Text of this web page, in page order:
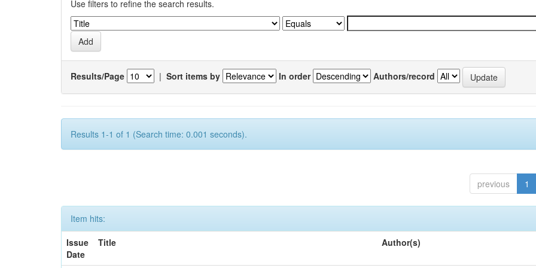
Use filters to refine the search results.
Results/Page | Sort items by In order Authors/record
Results 1-1 of 1 (Search time: 0.001 seconds).
previous 1
Item hits:
Issue
Date
Title Author(s)